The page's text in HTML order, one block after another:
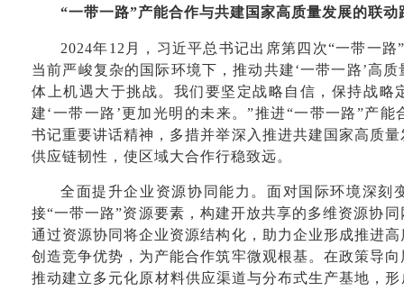
“一带一路”产能合作与共建国家高质量发展的联动
2024年12月，习近平总书记出席第四次“一带一
当前严峻复杂的国际环境下，推动共建‘一带一路’高
体上机遇大于挑战。我们要坚定战略自信，保持战略
建‘一带一路’更加光明的未来。”推进“一带一路”产
书记重要讲话精神，多措并举深入推进共建国家高质
供应链韧性，使区域大合作行稳致远。
全面提升企业资源协同能力。面对国际环境深刻
接“一带一路”资源要素，构建开放共享的多维资源协
通过资源协同将企业资源结构化，助力企业形成推进
创造竞争优势，为产能合作筑牢微观根基。在政策导
推动建立多元化原材料供应渠道与分布式生产基地，